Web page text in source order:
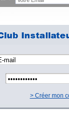
> Créer mon